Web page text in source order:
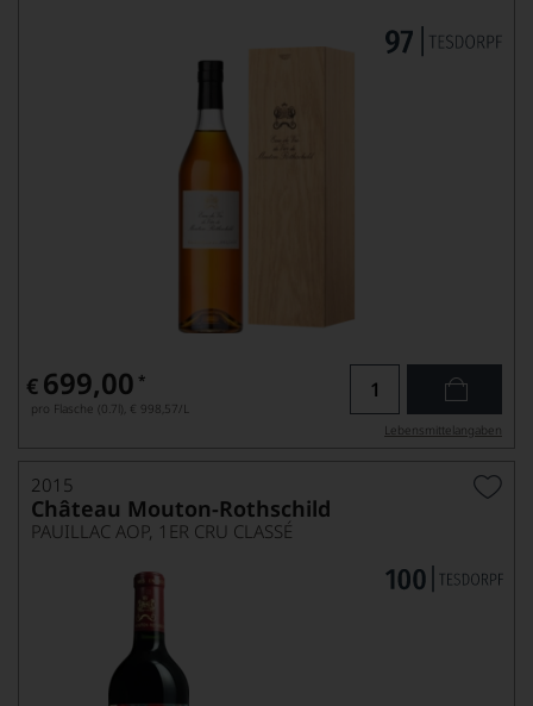
€ 699,00 *
pro Flasche (0.7l), € 998,57/L
Lebensmittel­angaben
2015
Château Mouton-Rothschild
PAUILLAC AOP, 1ER CRU CLASSÉ